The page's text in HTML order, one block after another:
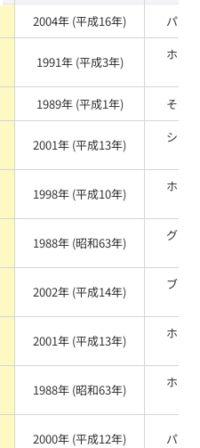
2004年 (平成16年) パール
1991年 (平成3年)
ホワ
1989年 (平成1年) その他
2001年 (平成13年)
シル
1998年 (平成10年)
ホワ
1988年 (昭和63年)
グリ
2002年 (平成14年)
ブラ
2001年 (平成13年)
ホワ
1988年 (昭和63年)
ホワ
2000年 (平成12年) パール